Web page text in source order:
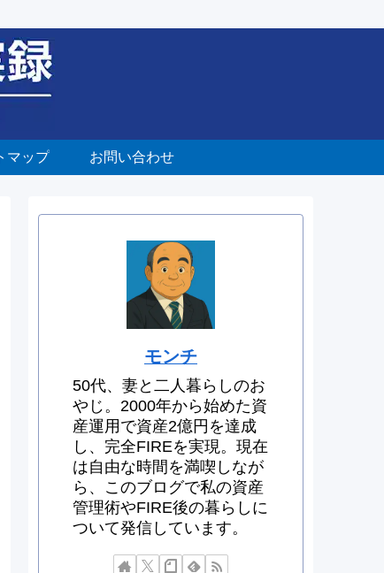
マップ お問い合わせ
モンチ
50代、妻と二人暮らしのお
やじ。2000年から始めた資
産運用で資産2億円を達成
し、完全FIREを実現。現在
は自由な時間を満喫しなが
ら、このブログで私の資産
管理術やFIRE後の暮らしに
ついて発信しています。